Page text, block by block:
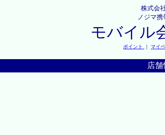
株式会
ノジマ携
モバイル
ポイント ｜ マイ
店舗